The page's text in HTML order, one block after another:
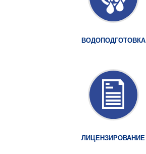
ВОДОПОДГОТОВКА
ЛИЦЕНЗИРОВАНИЕ